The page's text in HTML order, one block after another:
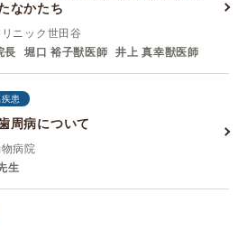
なかたち
ニック世田谷
長
堀口 裕子獣医師 井上 真幸獣医師
患
周病について
病院
生